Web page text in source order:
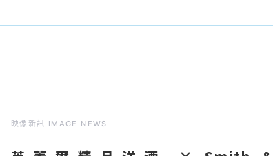
映像新訊 IMAGE NEWS